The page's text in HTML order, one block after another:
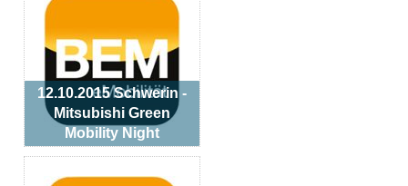
12.10.2015 Schwerin -
Mitsubishi Green
Mobility Night